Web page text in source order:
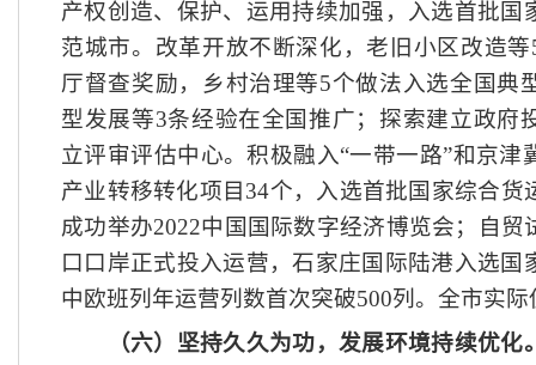
产权创造、保护、运用持续加强，入选首批国
范城市。改革开放不断深化，老旧小区改造
厅督查奖励，乡村治理等5个做法入选全国典
型发展等3条经验在全国推广；探索建立政府
立评审评估中心。积极融入“一带一路”和京津
产业转移转化项目34个，入选首批国家综合货
成功举办2022中国国际数字经济博览会；自贸
口口岸正式投入运营，石家庄国际陆港入选国
中欧班列年运营列数首次突破500列。全市实
（六）坚持久久为功，发展环境持续优化